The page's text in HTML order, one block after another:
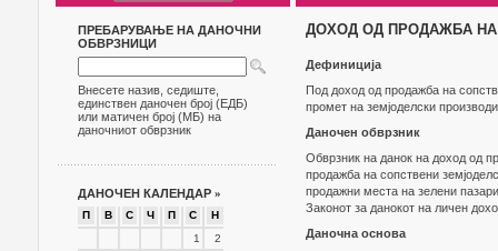
ПРЕБАРУВАЊЕ НА ДАНОЧНИ
ОБВРЗНИЦИ
Внесете назив, седиште,
единствен даночен број (ЕДБ)
или матичен број (МБ) на
даночниот обврзник
ДАНОЧЕН КАЛЕНДАР »
П В С Ч П С
Н
1
2
ДОХОД ОД ПРОДАЖБА
Дефиниција
Под доход од продажба на
промет на земјоделски
Даночен обврзник
Обврзник на данок на доход од
продажба на сопствени
продажни места на зелени
Законот за данокот на личен
Даночна основа